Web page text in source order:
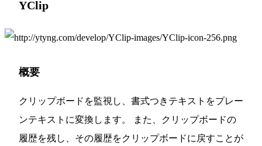
YClip
概要
クリップボードを監視し、書式つきテキストをプレー
ンテキストに変換します。 また、クリップボードの
履歴を残し、その履歴をクリップボードに戻すことが